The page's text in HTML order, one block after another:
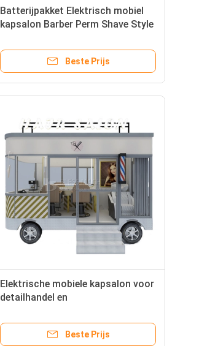
Batterijpakket Elektrisch mobiel
kapsalon Barber Perm Shave Style
Beste Prijs
Elektrische mobiele kapsalon voor
detailhandel en
Beste Prijs